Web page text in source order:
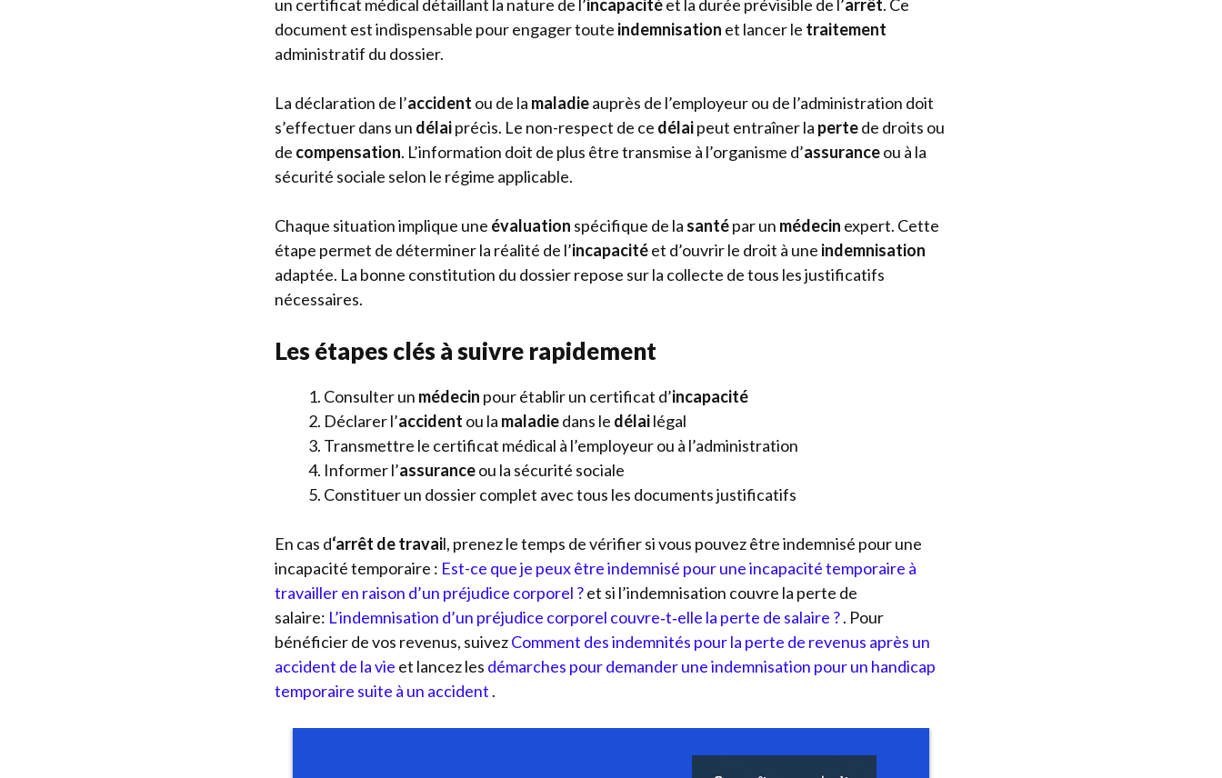
un certificat médical détaillant la nature de l’incapacitéet la durée prévisible de l’arrêt. Ce
document est indispensable pour engager toute indemnisation et lancer le traitement
administratif du dossier.
La déclaration de l’accident ou de la maladieauprès de l’employeur ou de l’administration doit
s’effectuer dans un délaiprécis. Le non-respect de ce délaipeut entraîner la pertede droits ou
de compensation. L’information doit de plus être transmise à l’organisme d’assuranceou à la
sécurité sociale selon le régime applicable.
Chaque situation implique une évaluation spécifique de la santépar un médecin expert. Cette
étape permet de déterminer la réalité de l’incapacitéet d’ouvrir le droit à une indemnisation
adaptée. La bonne constitution du dossier repose sur la collecte de tous les justificatifs
nécessaires.
Les étapes clés à suivre rapidement
Consulter un médecin pour établir un certificat d’incapacité
Déclarer l’accident ou la maladiedans le délailégal
Transmettre le certificat médical à l’employeur ou à l’administration
Informer l’assuranceou la sécurité sociale
Constituer un dossier complet avec tous les documents justificatifs
En cas d‘arrêt de travail, prenez le temps de vérifier si vous pouvez être indemnisé pour une
incapacité temporaire : Est-ce que je peux être indemnisé pour une incapacité temporaire à
travailler en raison d’un préjudice corporel ?et si l’indemnisation couvre la perte de
salaire: L’indemnisation d’un préjudice corporel couvre‑t‑elle la perte de salaire ?. Pour
bénéficier de vos revenus, suivezComment des indemnités pour la perte de revenus après un
accident de la vie et lancez les démarches pour demander une indemnisation pour un handicap
temporaire suite à un accident .